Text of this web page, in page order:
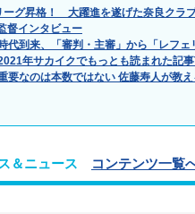
ーグ昇格！ 大躍進を遂げた奈良クラ
インタビュー
代到来、「審判・主審」から「レフェ
年サカイクでもっとも読まれた記
要なのは本数ではない 佐藤寿人が教
＆ニュース コンテンツ一覧